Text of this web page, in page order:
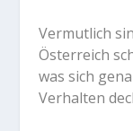
Vermutlich
Österreich
was sich
Verhalten